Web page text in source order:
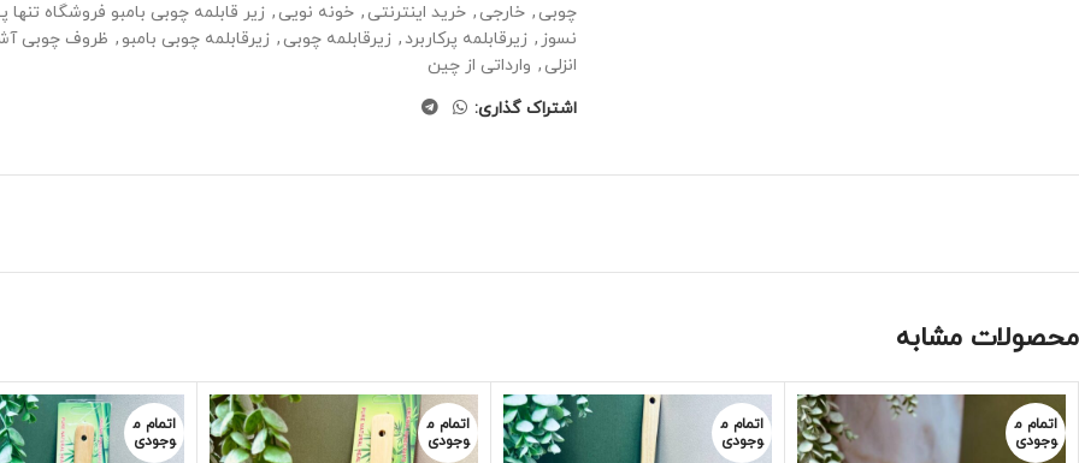
چوبی , خارجی , خرید اینترنتی , خونه نویی , زیر قابلمه چوبی بامبو فروشگاه تنها
نسوز , زیرقابلمه پرکاربرد , زیرقابلمه چوبی , زیرقابلمه چوبی بامبو , ظروف چوبی
انزلی , وارداتی از چین
اشتراک گذاری:
محصولات مشابه
اتمام م
وجودی
اتمام م
وجودی
اتمام م
وجودی
اتمام م
وجودی